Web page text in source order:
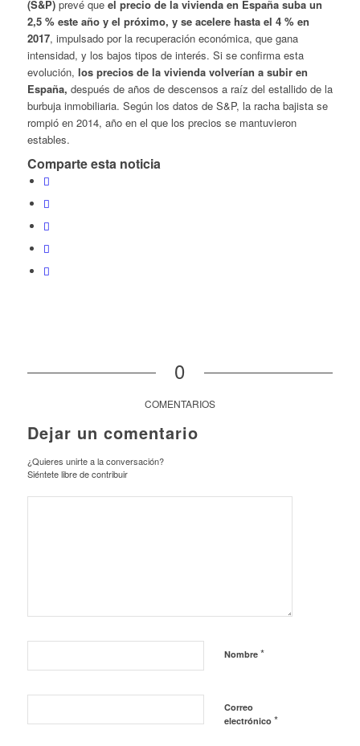
(S&P)prevé que el precio de la vivienda en España suba un
2,5 % este año y el próximo, y se acelere hasta el 4 % en
2017, impulsado por la recuperación económica, que gana
intensidad, y los bajos tipos de interés. Si se confirma esta
evolución, los precios de la vivienda volverían a subir en
España, después de años de descensos a raíz del estallido de la
burbuja inmobiliaria. Según los datos de S&P, la racha bajista se
rompió en 2014, año en el que los precios se mantuvieron
estables.
Comparte esta noticia
0
COMENTARIOS
Dejar un comentario
¿Quieres unirte a la conversación?
Siéntete libre de contribuir
Nombre *
Correo
electrónico *